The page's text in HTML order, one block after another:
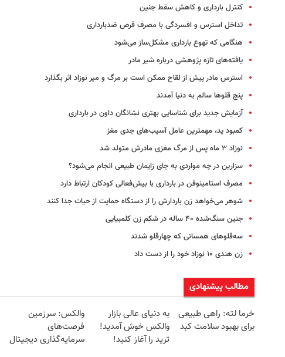
کنترل بارداری و کاهش سقط جنین
تداخل استرس و افسردگی با مصرف قرص ضدبارداری
هنگامی که تهوع بارداری مشکل‌ساز می‌شود
یافته‌های تازه پژوهشی درباره شیر مادر
استرس مادر پیش از لقاح ممکن است بر مرگ و میر نوزاد اثر بگذارد
پنج قلوها سالم به دنیا آمدند
آزمایش جدید برای شناسایی بهتری نشانگان داون در بارداری
کمبود ید، مهمترین عامل آسیب‌های جدی مغز
نوزاد ۳ ماه پس از مرگ مغزی مادرش متولد شد
سزارین در چه مواردی به جای زایمان طبیعی انجام می‌شود؟
مصرف استامینوفن در بارداری با بیش‌فعالی کودکان ارتباط دارد
شوهر می‌خواهد زن باردارش را از دستگاه حمایت از حیات جدا کنند
جنین سنگ‌شده ۴۰ ساله در شکم زن کلمبیایی
سه‌قلوهای همسانی که چهارقلو شدند
زن هندی ۱۰ نوزاد خود را از دست داد
مطالب پیشنهادی
خرما لته: راهی طبیعی
برای بهبود سلامت کبد
به دنیای عالی بازار
والکس خوش آمدید!
ترید را آغاز کنید!
والکس: سرزمین
فرصت‌های
سرمایه‌گذاری دیجیتال